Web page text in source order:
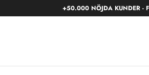
+50.000 NÖJDA KUNDER -